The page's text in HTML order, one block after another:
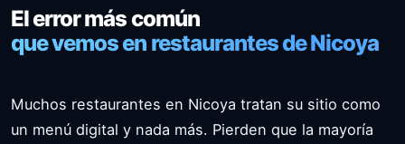
El error más común
que vemos en restaurantes de Nicoya
Muchos restaurantes en Nicoya tratan su sitio como
un menú digital y nada más. Pierden que la mayoría